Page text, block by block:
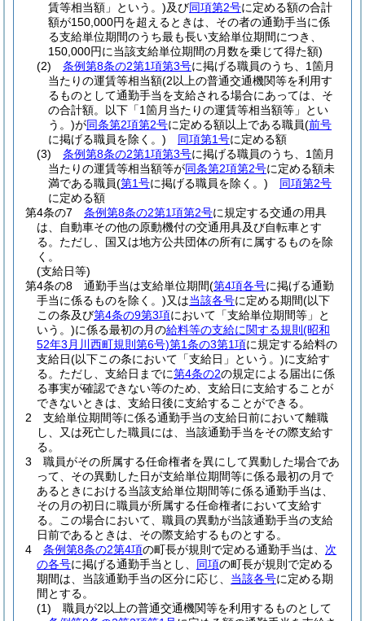
賃等相当額」という。)及び同項第2号に定める額の合計
額が150,000円を超えるときは、その者の通勤手当に係
る支給単位期間のうち最も長い支給単位期間につき、
150,000円に当該支給単位期間の月数を乗じて得た額)
(2)
条例第8条の2第1項第3号に掲げる職員のうち、1箇月
当たりの運賃等相当額(2以上の普通交通機関等を利用す
るものとして通勤手当を支給される場合にあっては、そ
の合計額。以下「1箇月当たりの運賃等相当額等」とい
う。)が同条第2項第2号に定める額以上である職員(前号
に掲げる職員を除く。)
同項第1号に定める額
(3)
条例第8条の2第1項第3号に掲げる職員のうち、1箇月
当たりの運賃等相当額等が同条第2項第2号に定める額未
満である職員(第1号に掲げる職員を除く。)
同項第2号
に定める額
第4条の7
条例第8条の2第1項第2号に規定する交通の用具
は、自動車その他の原動機付の交通用具及び自転車とす
る。 ただし、国又は地方公共団体の所有に属するものを除
く。
(支給日等)
第4条の8
通勤手当は支給単位期間(第4項各号に掲げる通勤
手当に係るものを除く。)又は当該各号に定める期間(以下
この条及び第4条の9第3項において「支給単位期間等」と
いう。)に係る最初の月の給料等の支給に関する規則 (昭和
52年3月川西町規則第6号)第1条の3第1項に規定する給料の
支給日(以下この条において「支給日」という。)に支給す
る。 ただし、支給日までに第4条の2の規定による届出に係
る事実が確認できない等のため、支給日に支給することが
できないときは、支給日後に支給することができる。
2
支給単位期間等に係る通勤手当の支給日前において離職
し、又は死亡した職員には、当該通勤手当をその際支給す
る。
3
職員がその所属する任命権者を異にして異動した場合であ
って、その異動した日が支給単位期間等に係る最初の月で
あるときにおける当該支給単位期間等に係る通勤手当は、
その月の初日に職員が所属する任命権者において支給す
る。
この場合において、職員の異動が当該通勤手当の支給
日前であるときは、その際支給するものとする。
4
条例第8条の2第4項の町長が規則で定める通勤手当は、 次
の各号に掲げる通勤手当とし、 同項の町長が規則で定める
期間は、当該通勤手当の区分に応じ、 当該各号に定める期
間とする。
(1)
職員が2以上の普通交通機関等を利用するものとして